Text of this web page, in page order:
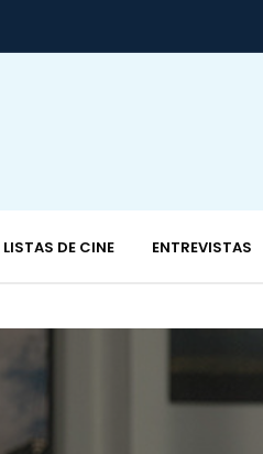
LISTAS DE CINE ENTREVISTAS